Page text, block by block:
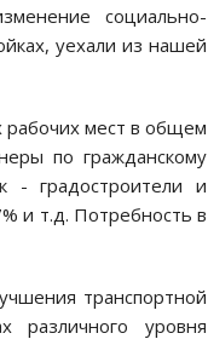
социально-
уехали из нашей
рабочих мест в общем
по гражданскому
- градостроители и
и т.д. Потребность в
транспортной
различного уровня